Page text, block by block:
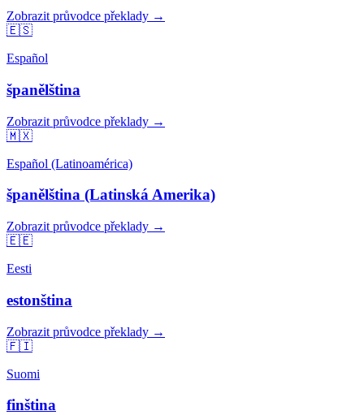
Zobrazit průvodce překlady →
🇪🇸
Español
španělština
Zobrazit průvodce překlady →
🇲🇽
Español (Latinoamérica)
španělština (Latinská Amerika)
Zobrazit průvodce překlady →
🇪🇪
Eesti
estonština
Zobrazit průvodce překlady →
🇫🇮
Suomi
finština